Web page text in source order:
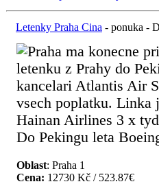
Letenky Praha Cina - ponuka -
Praha ma konecne
letenku z Prahy do
kancelari Atlantis Air
vsech poplatku. Linka
Hainan Airlines 3 x
Do Pekingu leta
Oblast: Praha 1
Cena: 12730 Kč / 523.87€